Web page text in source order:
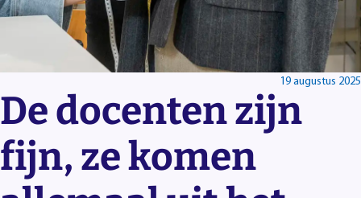
De docenten zijn
fijn, ze komen
19 augustus 2025